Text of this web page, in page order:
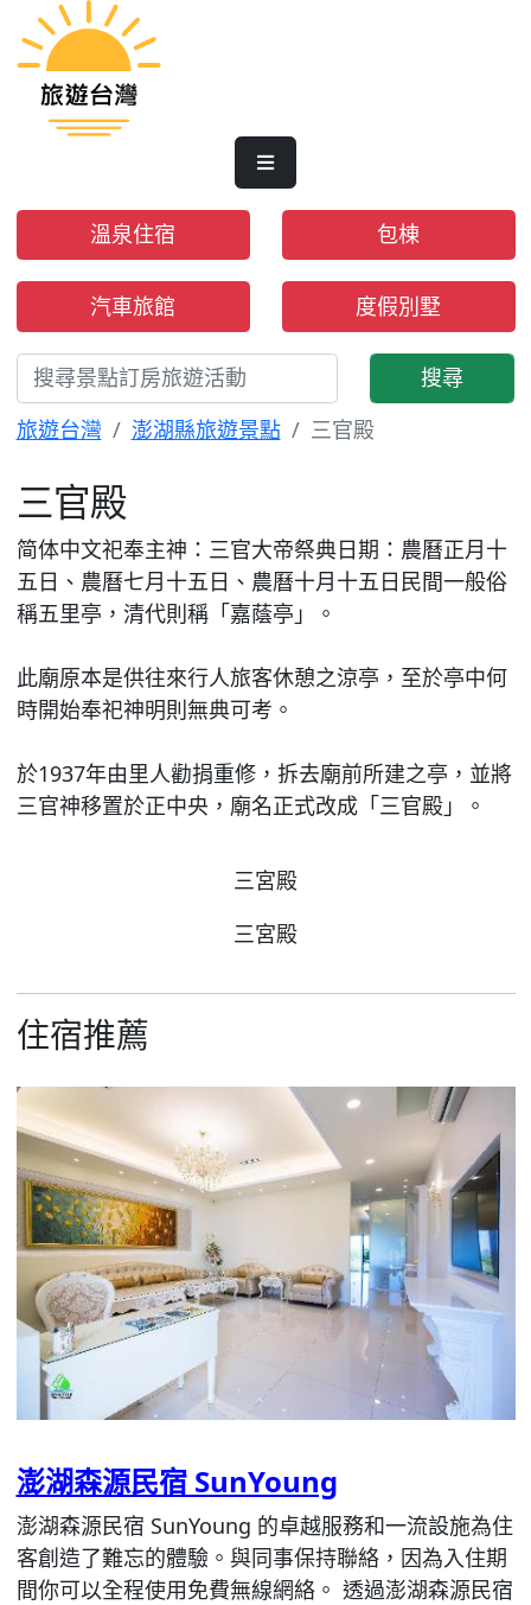
溫泉住宿 包棟
汽車旅館 度假別墅
搜尋
旅遊台灣
澎湖縣旅遊景點 三官殿
三官殿
简体中文祀奉主神：三官大帝祭典日期：農曆正月十
五日、農曆七月十五日、農曆十月十五日民間一般俗
稱五里亭，清代則稱「嘉蔭亭」。
此廟原本是供往來行人旅客休憩之涼亭，至於亭中何
時開始奉祀神明則無典可考。
於1937年由里人勸捐重修，拆去廟前所建之亭，並將
三官神移置於正中央，廟名正式改成「三官殿」。
三宮殿
三宮殿
住宿推薦
澎湖森源民宿 SunYoung
澎湖森源民宿 SunYoung 的卓越服務和一流設施為住
客創造了難忘的體驗。與同事保持聯絡，因為入住期
間你可以全程使用免費無線網絡。 透過澎湖森源民宿